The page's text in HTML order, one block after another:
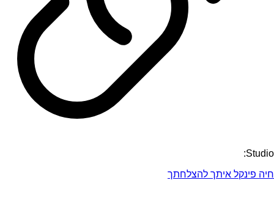
Studio:
חיה פינקל איתך להצלחתך